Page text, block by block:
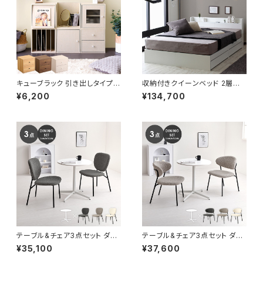
キューブラック 引き出しタイプ
多目的ラック ラック ボックス カ
ラーボックス マルチラック 組合
¥6,200
収納付きクイーンベッド 2層式
マットレスセット ポケットコイル
極厚ウレタン 収納ベッド ベッド
¥134,700
テーブル&チェア3点セット ダイ
ニングセット カフェテーブル ダ
イニングチェア ブークレ生地 新
¥35,100
テーブル&チェア3点セット ダイ
ニングセット カフェテーブル ダ
イニングチェア ブークレ生地 新
¥37,600